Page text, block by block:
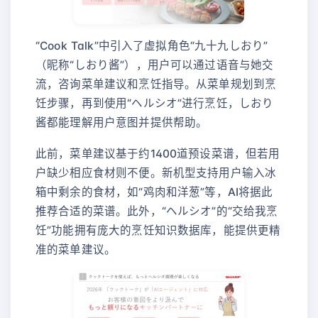
“Cook Talk”中引入了虚拟角色“九十九しおり”
（昵称“しおり酱”），用户可以通过语音与她交
流，咨询菜单建议和烹饪指导。从菜单规划到烹
饪步骤，再到使用“ヘルシオ”进行烹饪，しおり
酱都能理解用户意图并提供帮助。
此前，菜单建议基于约1400道预设菜谱，但若用
户缺少相应食材则不便。新机型支持用户输入冰
箱中剩余的食材，如“鸡肉和洋葱”等，AI将据此
推荐合适的菜谱。此外，“ヘルシオ”的“交给我烹
饪”功能拥有庞大的烹饪知识数据库，能提供更精
准的菜单建议。